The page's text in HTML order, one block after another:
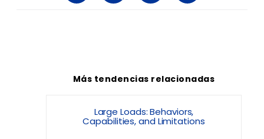
Más tendencias relacionadas
Large Loads: Behaviors,
Capabilities, and Limitations